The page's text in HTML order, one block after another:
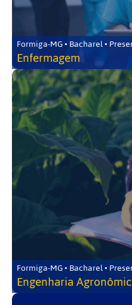
Formiga-MG • Bacharel •
Enfermagem
Formiga-MG • Bacharel •
Engenharia